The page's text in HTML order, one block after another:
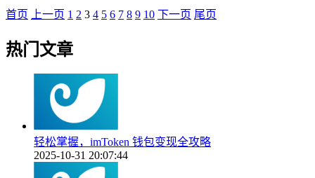
首页 上一页 1 2 3 4 5 6 7 8 9 10 下一页 尾页
热门文章
轻松掌握，imToken 钱包变现全攻略
2025-10-31 20:07:44